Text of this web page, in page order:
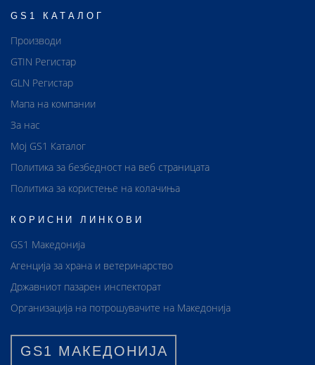
GS1 КАТАЛОГ
Производи
GTIN Регистар
GLN Регистар
Мапа на компании
За нас
Мој GS1 Каталог
Политика за безбедност на веб страницата
Политика за користење на колачиња
КОРИСНИ ЛИНКОВИ
GS1 Македонија
Агенција за храна и ветеринарство
Државниот пазарен инспекторат
Организација на потрошувачите на Македонија
GS1 МАКЕДОНИЈА